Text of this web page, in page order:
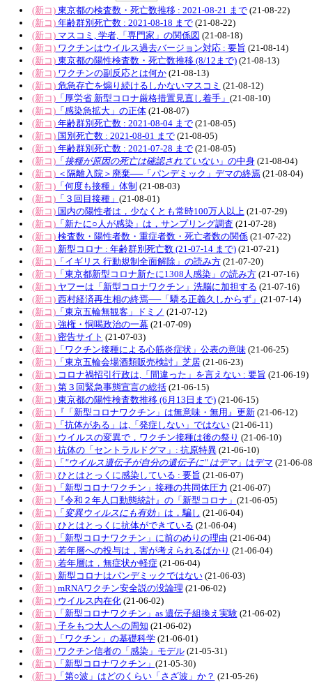
(新コ)東京都の検査数・死亡数推移 : 2021-08-21 まで(21-08-22)
(新コ)年齢群別死亡数 : 2021-08-18 まで(21-08-22)
(新コ)マスコミ, 学者,「専門家」の関係図 (21-08-18)
(新コ)ワクチンはウイルス過去バージョン対応 : 要旨 (21-08-14)
(新コ)東京都の陽性検査数・死亡数推移 (8/12まで)(21-08-13)
(新コ)ワクチンの副反応とは何か(21-08-13)
(新コ)危急存亡を煽り続けるしかないマスコミ (21-08-12)
(新コ)「厚労省 新型コロナ厳格措置見直し着手」 (21-08-10)
(新コ)「感染急拡大」の正体(21-08-07)
(新コ)年齢群別死亡数 : 2021-08-04 まで(21-08-05)
(新コ)国別死亡数 : 2021-08-01 まで(21-08-05)
(新コ)年齢群別死亡数 : 2021-07-28 まで(21-08-05)
(新コ)「 接種が原因の死亡は確認されていない」の中身(21-08-04)
(新コ)＜隔離入院＞廃棄──「パンデミック」デマの終焉(21-08-04)
(新コ)「何度も接種」体制 (21-08-03)
(新コ)「３回目接種」 (21-08-01)
(新コ)国内の陽性者は，少なくとも常時100万人以上(21-07-29)
(新コ)「新たに○人が感染」は，サンプリング調査 (21-07-28)
(新コ)検査数・陽性者数・重症者数・死亡者数の関係(21-07-22)
(新コ)新型コロナ : 年齢群別死亡数 (21-07-14 まで)(21-07-21)
(新コ)「イギリス 行動規制全面解除」の読み方(21-07-20)
(新コ)「東京都新型コロナ新たに1308人感染」の読み方(21-07-16)
(新コ)ヤフーは「新型コロナワクチン」洗脳に加担する (21-07-16)
(新コ)西村経済再生相の終焉──「驕る正義久しからず」 (21-07-14)
(新コ)「東京五輪無観客」ドミノ (21-07-12)
(新コ)強権・恫喝政治の一幕(21-07-09)
(新コ)密告サイト (21-07-03)
(新コ)「ワクチン接種による心筋炎症状」公表の意味(21-06-25)
(新コ)「東京五輪会場酒類販売検討」芝居(21-06-23)
(新コ)コロナ禍招引行政は,「間違った」を言えない : 要旨 (21-06-19)
(新コ)第３回緊急事態宣言の総括(21-06-15)
(新コ)東京都の陽性検査数推移 (6月13日まで)(21-06-15)
(新コ)『「新型コロナワクチン」は無意味・無用』更新(21-06-12)
(新コ)「抗体がある」は,「発症しない」ではない(21-06-11)
(新コ)ウイルスの変異で，ワクチン接種は後の祭り (21-06-10)
(新コ)抗体の「セントラルドグマ」: 抗原特異(21-06-10)
(新コ)「 "ウイルス遺伝子が自分の遺伝子に" はデマ」はデマ (21-06-
(新コ)ひとはとっくに感染している : 要旨 (21-06-07)
(新コ)「新型コロナワクチン」接種の共同体圧力 (21-06-07)
(新コ)『令和２年人口動態統計』の「新型コロナ」 (21-06-05)
(新コ)「 変異ウィルスにも有効」は，騙し (21-06-04)
(新コ)ひとはとっくに抗体ができている (21-06-04)
(新コ)「新型コロナワクチン」に前のめりの理由 (21-06-04)
(新コ)若年層への投与は，害が考えられるばかり (21-06-04)
(新コ)若年層は，無症状か軽症 (21-06-04)
(新コ)新型コロナはパンデミックではない(21-06-03)
(新コ)mRNAワクチン安全説の没論理 (21-06-02)
(新コ)ウイルス内在化(21-06-02)
(新コ)「新型コロナワクチン」as 遺伝子組換え実験(21-06-02)
(新コ)子をもつ大人への周知 (21-06-02)
(新コ)「ワクチン」の基礎科学(21-06-01)
(新コ)ワクチン信者の「感染」モデル(21-05-31)
(新コ)「新型コロナワクチン」 (21-05-30)
(新コ)「第○波」はどのくらい「さざ波」か？ (21-05-26)